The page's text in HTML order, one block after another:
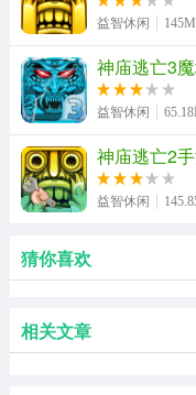
益智休闲 145M
神庙逃亡3
益智休闲
神庙逃亡2
益智休闲
猜你喜欢
相关文章